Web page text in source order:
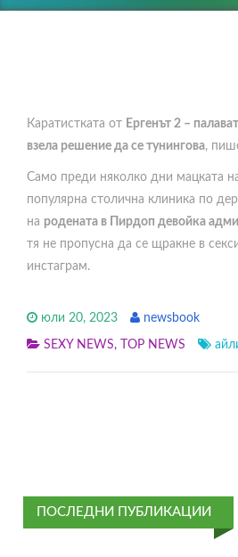
Каратистката от Ергенът 2 –
взела решение да се тунингова,
Само преди няколко дни мацката
популярна столична клиника по
на родената в Пирдоп девойка
тя не пропусна да се щракне в
инстаграм.
юли 20, 2023 newsbook
SEXY NEWS, TOP NEWS
ПОСЛЕДНИ ПУБЛИКАЦИИ